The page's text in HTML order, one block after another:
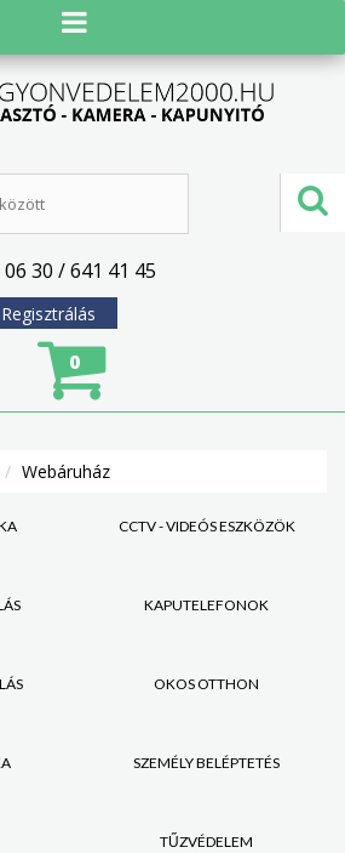
06 30 / 641 41 45
Regisztrálás
0
Webáruház
CCTV - VIDEÓS ESZKÖZÖK
KAPUTELEFONOK
OKOS OTTHON
SZEMÉLY BELÉPTETÉS
TŰZVÉDELEM